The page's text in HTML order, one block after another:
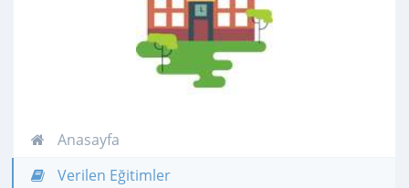
Anasayfa
Verilen Eğitimler